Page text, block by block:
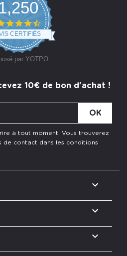
4.7
star
rating
CERTIFIÉS
par YOTPO
10€ de bon d'achat !
à tout moment. Vous trouverez
de contact dans les conditions


